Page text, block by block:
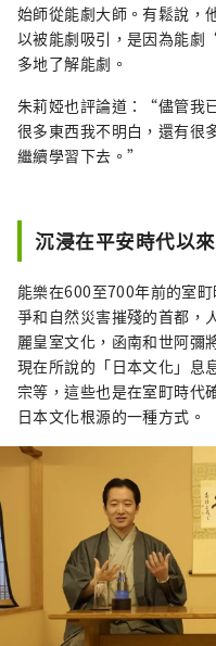
始師從能劇大師。有鬆說，
以被能劇吸引，是因為能
多地了解能劇。
朱莉婭也評論道：“儘管我
很多東西我不明白，還有很
繼續學習下去。”
沉浸在平安時代以
能樂在600至700年前的室
爭和自然災害摧殘的首都，
麗皇室文化，函南和世阿彌
現在所說的「日本文化」息
宗等，這些也是在室町時代
日本文化根源的一種方式。